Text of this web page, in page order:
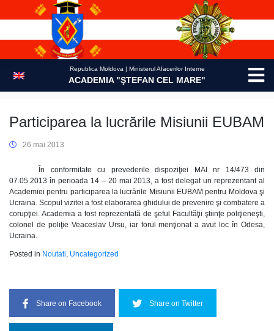
Republica Moldova | Ministerul Afacerilor Interne
ACADEMIA "ŞTEFAN CEL MARE"
Participarea la lucrările Misiunii EUBAM
26 mai 2013
În conformitate cu prevederile dispoziţiei MAI nr 14/473 din
07.05.2013 în perioada 14 – 20 mai 2013, a fost delegat un reprezentant al
Academiei pentru participarea la lucrările Misiunii EUBAM pentru Moldova şi
Ucraina. Scopul vizitei a fost elaborarea ghidului de prevenire şi combatere a
corupţiei. Academia a fost reprezentată de şeful Facultăţii ştiinţe poliţieneşti,
colonel de poliţie Veaceslav Ursu, iar forul menţionat a avut loc în Odesa,
Ucraina.
Posted in Noutati, Uncategorized
Share on Facebook Share on Twitter